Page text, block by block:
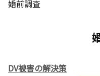
婚前調査
DV被害の解決策